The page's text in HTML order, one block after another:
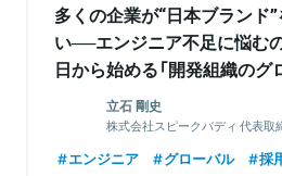
多くの企業が“日本ブランド
い──エンジニア不足に悩む
日から始める「開発組織のグ
立石 剛史
株式会社スピークバディ 代表取
エンジニア グローバル 採